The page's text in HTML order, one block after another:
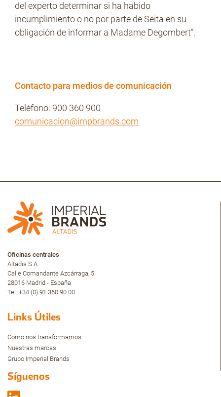
del experto determinar si ha habido
incumplimiento o no por parte de Seita en su
obligación de informar a Madame Degombert”.
Contacto para medios de comunicación
Teléfono: 900 360 900
comunicacion@impbrands.com
Oficinas centrales
Altadis S.A.
Calle Comandante Azcárraga, 5
28016 Madrid - España
Tel: +34 (0) 91 360 90 00
Links Útiles
Como nos transformamos
Nuestras marcas
Grupo Imperial Brands
Síguenos